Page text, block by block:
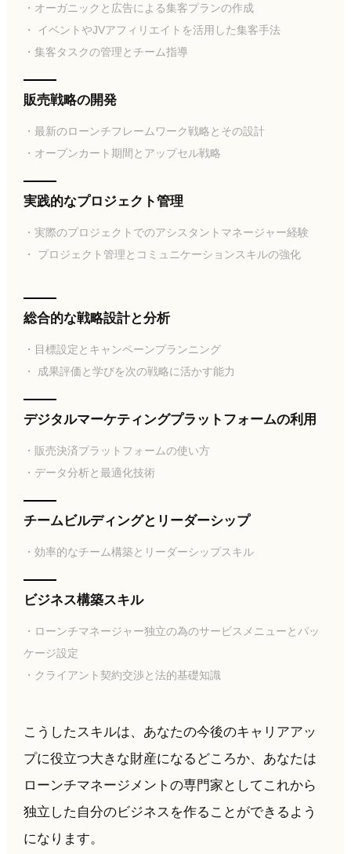
・オーガニックと広告による集客プランの作成
・ イベントやJVアフィリエイトを活用した集客手法
・集客タスクの管理とチーム指導
販売戦略の開発
・最新のローンチフレームワーク戦略とその設計
・オープンカート期間とアップセル戦略
実践的なプロジェクト管理
・実際のプロジェクトでのアシスタントマネージャー経験
・ プロジェクト管理とコミュニケーションスキルの強化
総合的な戦略設計と分析
・目標設定とキャンペーンプランニング
・ 成果評価と学びを次の戦略に活かす能力
デジタルマーケティングプラットフォームの利用
・販売決済プラットフォームの使い方
・データ分析と最適化技術
チームビルディングとリーダーシップ
・効率的なチーム構築とリーダーシップスキル
ビジネス構築スキル
・ローンチマネージャー独立の為のサービスメニューとパッ
ケージ設定
・クライアント契約交渉と法的基礎知識
こうしたスキルは、あなたの今後のキャリアアッ
プに役立つ大きな財産になるどころか、あなたは
ローンチマネージメントの専門家としてこれから
独立した自分のビジネスを作ることができるよう
になります。